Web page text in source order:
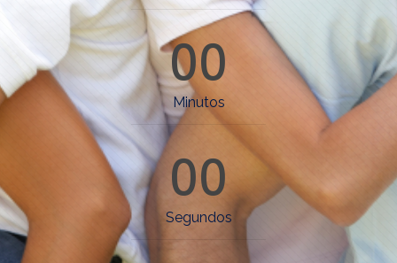
00
Minutos
00
Segundos